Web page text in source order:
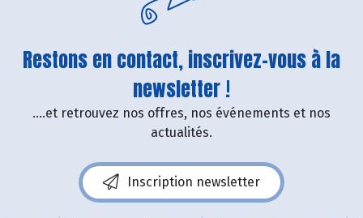
Restons en contact, inscrivez-vous à la
newsletter !
....et retrouvez nos offres, nos événements et nos
actualités.
Inscription newsletter